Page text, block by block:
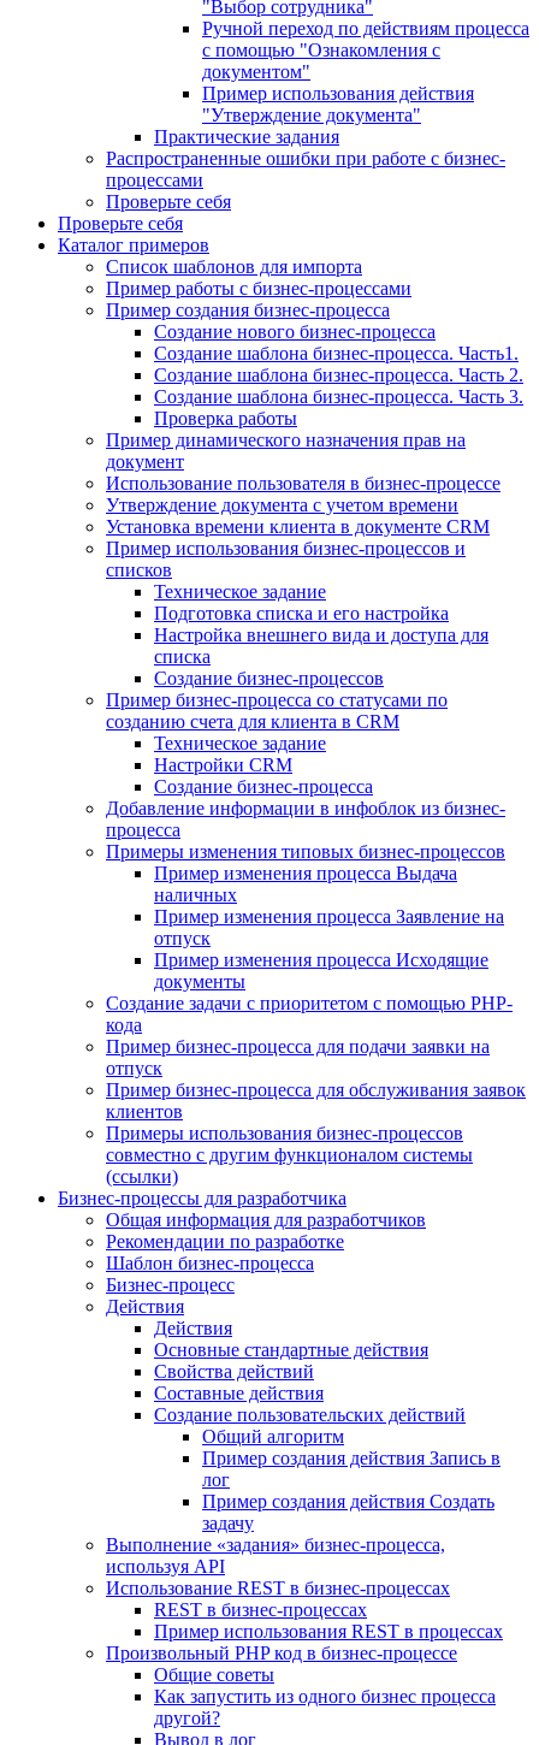
"Выбор сотрудника"
Ручной переход по действиям процесса
с помощью "Ознакомления с
документом"
Пример использования действия
"Утверждение документа"
Практические задания
Распространенные ошибки при работе с бизнес-
процессами
Проверьте себя
Проверьте себя
Каталог примеров
Список шаблонов для импорта
Пример работы с бизнес-процессами
Пример создания бизнес-процесса
Создание нового бизнес-процесса
Создание шаблона бизнес-процесса. Часть1.
Создание шаблона бизнес-процесса. Часть 2.
Создание шаблона бизнес-процесса. Часть 3.
Проверка работы
Пример динамического назначения прав на
документ
Использование пользователя в бизнес-процессе
Утверждение документа с учетом времени
Установка времени клиента в документе CRM
Пример использования бизнес-процессов и
списков
Техническое задание
Подготовка списка и его настройка
Настройка внешнего вида и доступа для
списка
Создание бизнес-процессов
Пример бизнес-процесса со статусами по
созданию счета для клиента в CRM
Техническое задание
Настройки CRM
Создание бизнес-процесса
Добавление информации в инфоблок из бизнес-
процесса
Примеры изменения типовых бизнес-процессов
Пример изменения процесса Выдача
наличных
Пример изменения процесса Заявление на
отпуск
Пример изменения процесса Исходящие
документы
Создание задачи с приоритетом с помощью PHP-
кода
Пример бизнес-процесса для подачи заявки на
отпуск
Пример бизнес-процесса для обслуживания заявок
клиентов
Примеры использования бизнес-процессов
совместно с другим функционалом системы
(ссылки)
Бизнес-процессы для разработчика
Общая информация для разработчиков
Рекомендации по разработке
Шаблон бизнес-процесса
Бизнес-процесс
Действия
Действия
Основные стандартные действия
Свойства действий
Составные действия
Создание пользовательских действий
Общий алгоритм
Пример создания действия Запись в
лог
Пример создания действия Создать
задачу
Выполнение «задания» бизнес-процесса,
используя API
Использование REST в бизнес-процессах
REST в бизнес-процессах
Пример использования REST в процессах
Произвольный PHP код в бизнес-процессе
Общие советы
Как запустить из одного бизнес процесса
другой?
Вывод в лог